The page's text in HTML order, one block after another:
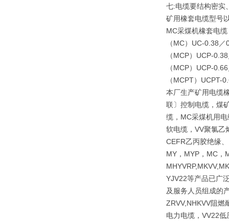
七:电缆要结构密实
矿用橡套电缆型号
MC采煤机橡套电
（MC）UC-0.38
（MCP）UCP-
（MCP）UCP-
（MCPT）UCPT-
本厂生产矿用电缆
联〕控制电缆，煤
缆，MC采煤机用
软电缆，VV聚氯乙
CEFR乙丙胶绝缘
MY，MYP，MC，
YJV22等产品已广
及服务人员组成的
ZRVV,NHKVV阻燃
电力电缆，VV22